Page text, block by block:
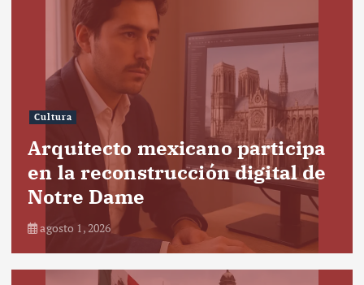
Cultura
Arquitecto mexicano participa
en la reconstrucción digital de
Notre Dame
agosto 1, 2026